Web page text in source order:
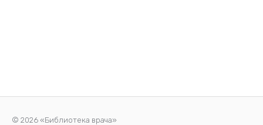
© 2026 «Библиотека врача»